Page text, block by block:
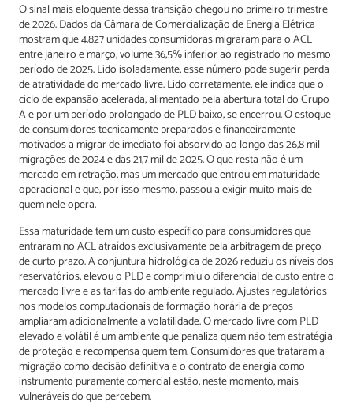
O sinal mais eloquente dessa transição chegou no primeiro trimestre
de 2026. Dados da Câmara de Comercialização de Energia Elétrica
mostram que 4.827 unidades consumidoras migraram para o ACL
entre janeiro e março, volume 36,5% inferior ao registrado no mesmo
período de 2025. Lido isoladamente, esse número pode sugerir perda
de atratividade do mercado livre. Lido corretamente, ele indica que o
ciclo de expansão acelerada, alimentado pela abertura total do Grupo
A e por um período prolongado de PLD baixo, se encerrou. O estoque
de consumidores tecnicamente preparados e financeiramente
motivados a migrar de imediato foi absorvido ao longo das 26,8 mil
migrações de 2024 e das 21,7 mil de 2025. O que resta não é um
mercado em retração, mas um mercado que entrou em maturidade
operacional e que, por isso mesmo, passou a exigir muito mais de
quem nele opera.
Essa maturidade tem um custo específico para consumidores que
entraram no ACL atraídos exclusivamente pela arbitragem de preço
de curto prazo. A conjuntura hidrológica de 2026 reduziu os níveis dos
reservatórios, elevou o PLD e comprimiu o diferencial de custo entre o
mercado livre e as tarifas do ambiente regulado. Ajustes regulatórios
nos modelos computacionais de formação horária de preços
ampliaram adicionalmente a volatilidade. O mercado livre com PLD
elevado e volátil é um ambiente que penaliza quem não tem estratégia
de proteção e recompensa quem tem. Consumidores que trataram a
migração como decisão definitiva e o contrato de energia como
instrumento puramente comercial estão, neste momento, mais
vulneráveis do que percebem.